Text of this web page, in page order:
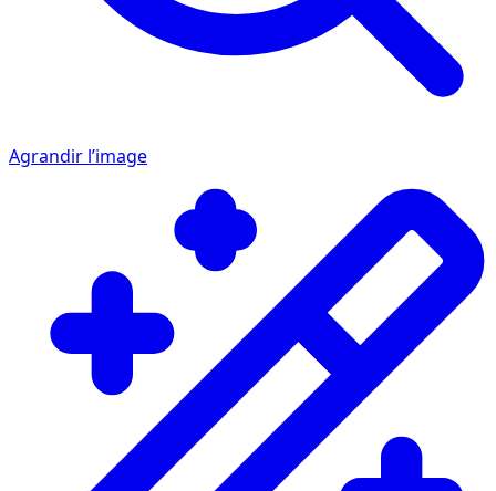
Agrandir l’image